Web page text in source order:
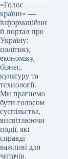
«Голос
країни» —
інформаційни
й портал про
Україну:
політику,
економіку,
бізнес,
культуру та
технології.
Ми прагнемо
бути голосом
суспільства,
висвітлюючи
події, які
справді
важливі для
читачів.